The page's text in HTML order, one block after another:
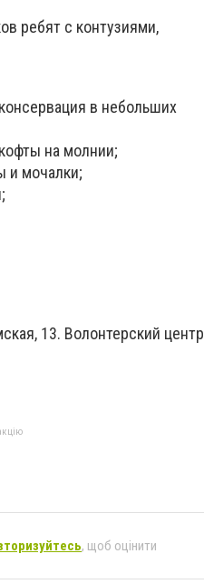
ребят с контузиями,
в небольших
на молнии;
и мочалки;
13. Волонтерский центр
, щоб оцінити